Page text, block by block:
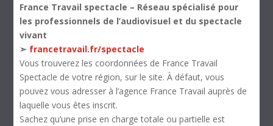
France Travail spectacle – Réseau spécialisé pour
les professionnels de l’audiovisuel et du spectacle
vivant
➣ francetravail.fr/spectacle
Vous trouverez les coordonnées de France Travail
Spectacle de votre région, sur le site. À défaut, vous
pouvez vous adresser à l’agence France Travail auprès de
laquelle vous êtes inscrit.
Sachez qu’une prise en charge totale ou partielle est